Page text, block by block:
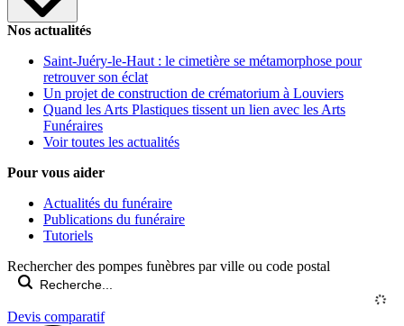
Nos actualités
Saint-Juéry-le-Haut : le cimetière se métamorphose pour
retrouver son éclat
Un projet de construction de crématorium à Louviers
Quand les Arts Plastiques tissent un lien avec les Arts
Funéraires
Voir toutes les actualités
Pour vous aider
Actualités du funéraire
Publications du funéraire
Tutoriels
Rechercher des pompes funèbres par ville ou code postal
Devis comparatif